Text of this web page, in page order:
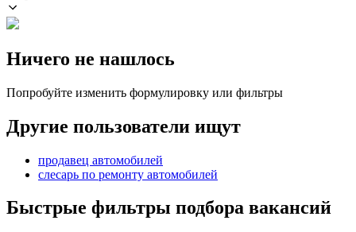
Ничего не нашлось
Попробуйте изменить формулировку или фильтры
Другие пользователи ищут
продавец автомобилей
слесарь по ремонту автомобилей
Быстрые фильтры подбора вакансий